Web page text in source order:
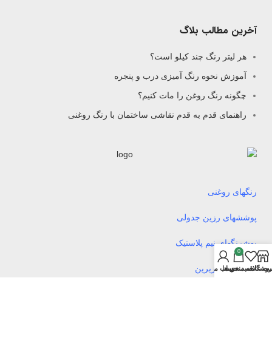
آخرین مطالب بلاگ
هر لیتر رنگ چند کیلو است؟
آموزش نحوه رنگ آمیزی درب و پنجره
چگونه رنگ روغن را مات کنیم؟
راهنمای قدم به قدم نقاشی ساختمان با رنگ روغنی
رنگهای روغنی
پوششهای رزین جدولی
پوشرنگهای نیم پلاستیک
پوشرنگهای زیرین
علاقه مندی ها
0
سبد خریدحساب من